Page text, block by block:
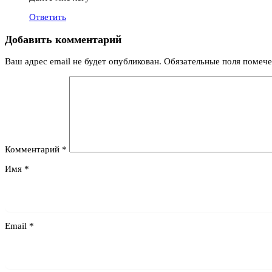
Ответить
Добавить комментарий
Ваш адрес email не будет опубликован. Обязательные поля
Комментарий *
Имя *
Email *